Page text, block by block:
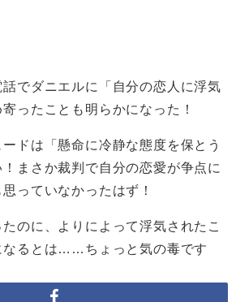
でダニエルに「自分の恋人に浮気
ったことも明らかになった！
ドは「懸命に冷静な態度を保とう
まさか裁判で自分の恋愛が争点に
っていなかったはず！
のに、よりによって浮気されたこ
なるとは……ちょっと気の毒です